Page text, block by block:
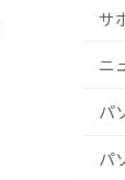
サ
ニ
パ
パ